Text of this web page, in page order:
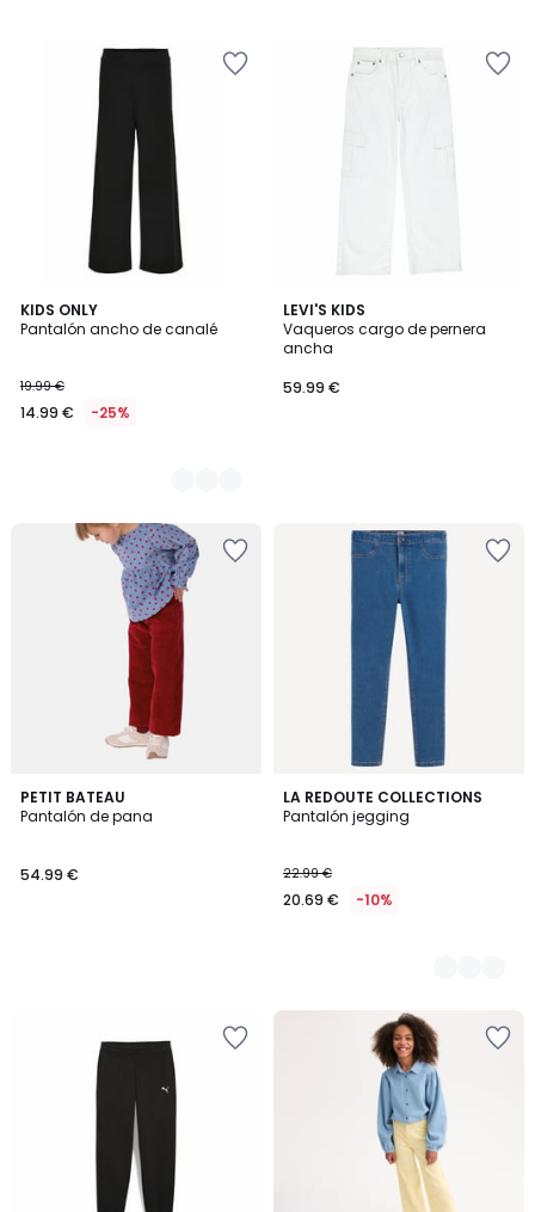
KIDS ONLY
Pantalón ancho de canalé
19.99 €
14.99 € -25%
2
Colores
LEVI'S KIDS
Vaqueros cargo de pernera
ancha
59.99 €
PETIT BATEAU
Pantalón de pana
54.99 €
LA REDOUTE COLLECTIONS
Pantalón jegging
22.99 €
20.69 € -10%
2
Colores